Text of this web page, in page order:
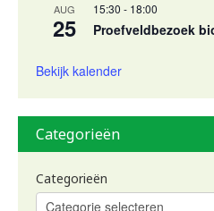
AUG
25
15:30 - 18:00
Proefveldbezoek
Bekijk kalender
Categorieën
Categorieën